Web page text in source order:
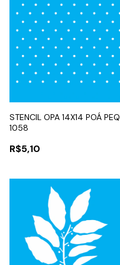
STENCIL OPA 14X14 POÁ PEQ
1058
R$5,10